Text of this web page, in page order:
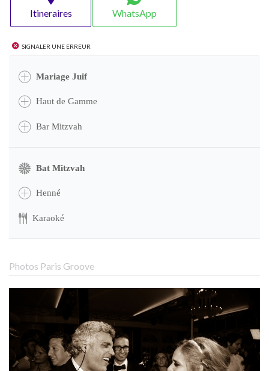
Itineraires WhatsApp
Signaler une erreur
Mariage Juif
Haut de Gamme
Bar Mitzvah
Bat Mitzvah
Henné
Karaoké
Photos Paris Groove